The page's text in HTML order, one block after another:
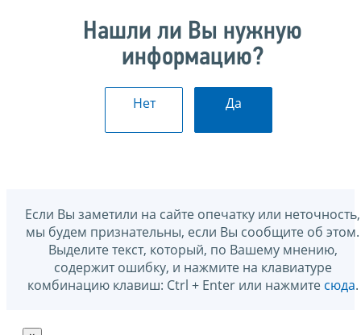
Нашли ли Вы нужную
информацию?
Нет Да
Если Вы заметили на сайте опечатку или неточность,
мы будем признательны, если Вы сообщите об этом.
Выделите текст, который, по Вашему мнению,
содержит ошибку, и нажмите на клавиатуре
комбинацию клавиш: Ctrl + Enter или нажмите сюда.